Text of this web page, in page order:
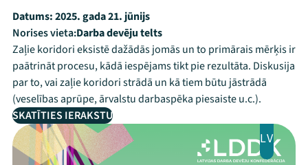
Datums:2025. gada 21. jūnijs
Norises vieta:Darba devēju telts
Zaļie koridori eksistē dažādās jomās un to primārais mērķis ir
paātrināt procesu, kādā iespējams tikt pie rezultāta. Diskusija
par to, vai zaļie koridori strādā un kā tiem būtu jāstrādā
(veselības aprūpe, ārvalstu darbaspēka piesaiste u.c.).
SKATĪTIES IERAKSTU
LV